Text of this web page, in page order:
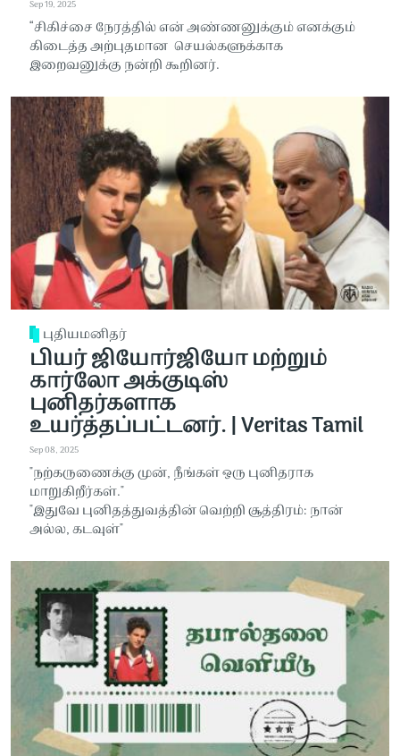
Sep 19, 2025
“சிகிச்சை நேரத்தில் என் அண்ணனுக்கும் எனக்கும்
கிடைத்த அற்புதமான செயல்களுக்காக
இறைவனுக்கு நன்றி கூறினர்.
புதியமனிதர்
பியர் ஜியோர்ஜியோ மற்றும்
கார்லோ அக்குடிஸ்
புனிதர்களாக
உயர்த்தப்பட்டனர். | Veritas Tamil
Sep 08, 2025
"நற்கருணைக்கு முன், நீங்கள் ஒரு புனிதராக
மாறுகிறீர்கள்."
"இதுவே புனிதத்துவத்தின் வெற்றி சூத்திரம்: நான்
அல்ல, கடவுள்"